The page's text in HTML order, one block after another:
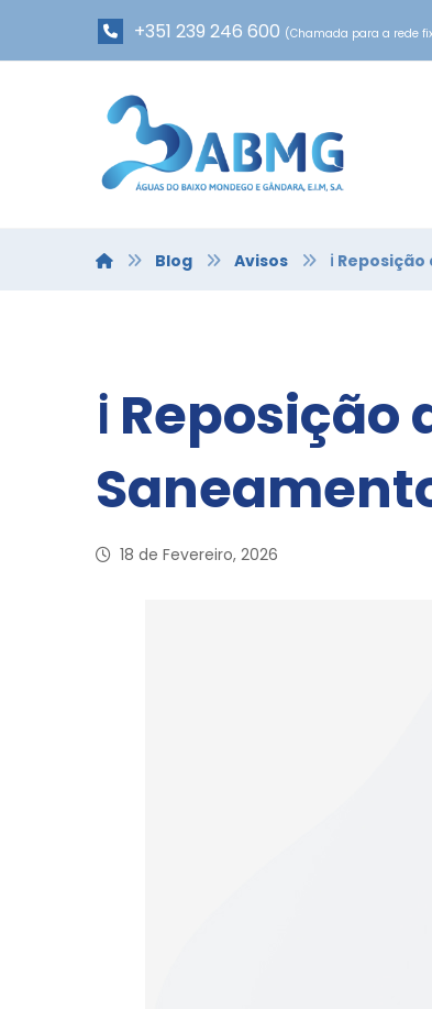
+351 239 246 600 (Chamada para a rede
Blog Avisos ℹ️
ℹ️
18 de Fevereiro, 2026